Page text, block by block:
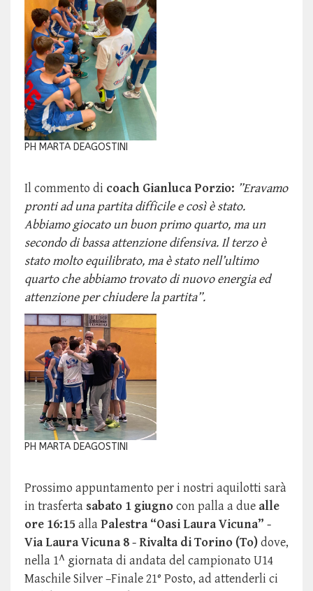
PH MARTA DEAGOSTINI
Il commento di coach Gianluca Porzio: ”Eravamo
pronti ad una partita difficile e così è stato.
Abbiamo giocato un buon primo quarto, ma un
secondo di bassa attenzione difensiva. Il terzo è
stato molto equilibrato, ma è stato nell’ultimo
quarto che abbiamo trovato di nuovo energia ed
attenzione per chiudere la partita”.
PH MARTA DEAGOSTINI
Prossimo appuntamento per i nostri aquilotti sarà
in trasferta sabato 1 giugnocon palla a due alle
ore 16:15allaPalestra “Oasi Laura Vicuna” -
Via Laura Vicuna 8 - Rivalta di Torino (To)dove,
nella 1^ giornata di andata del campionato U14
Maschile Silver –Finale 21° Posto, ad attenderli ci